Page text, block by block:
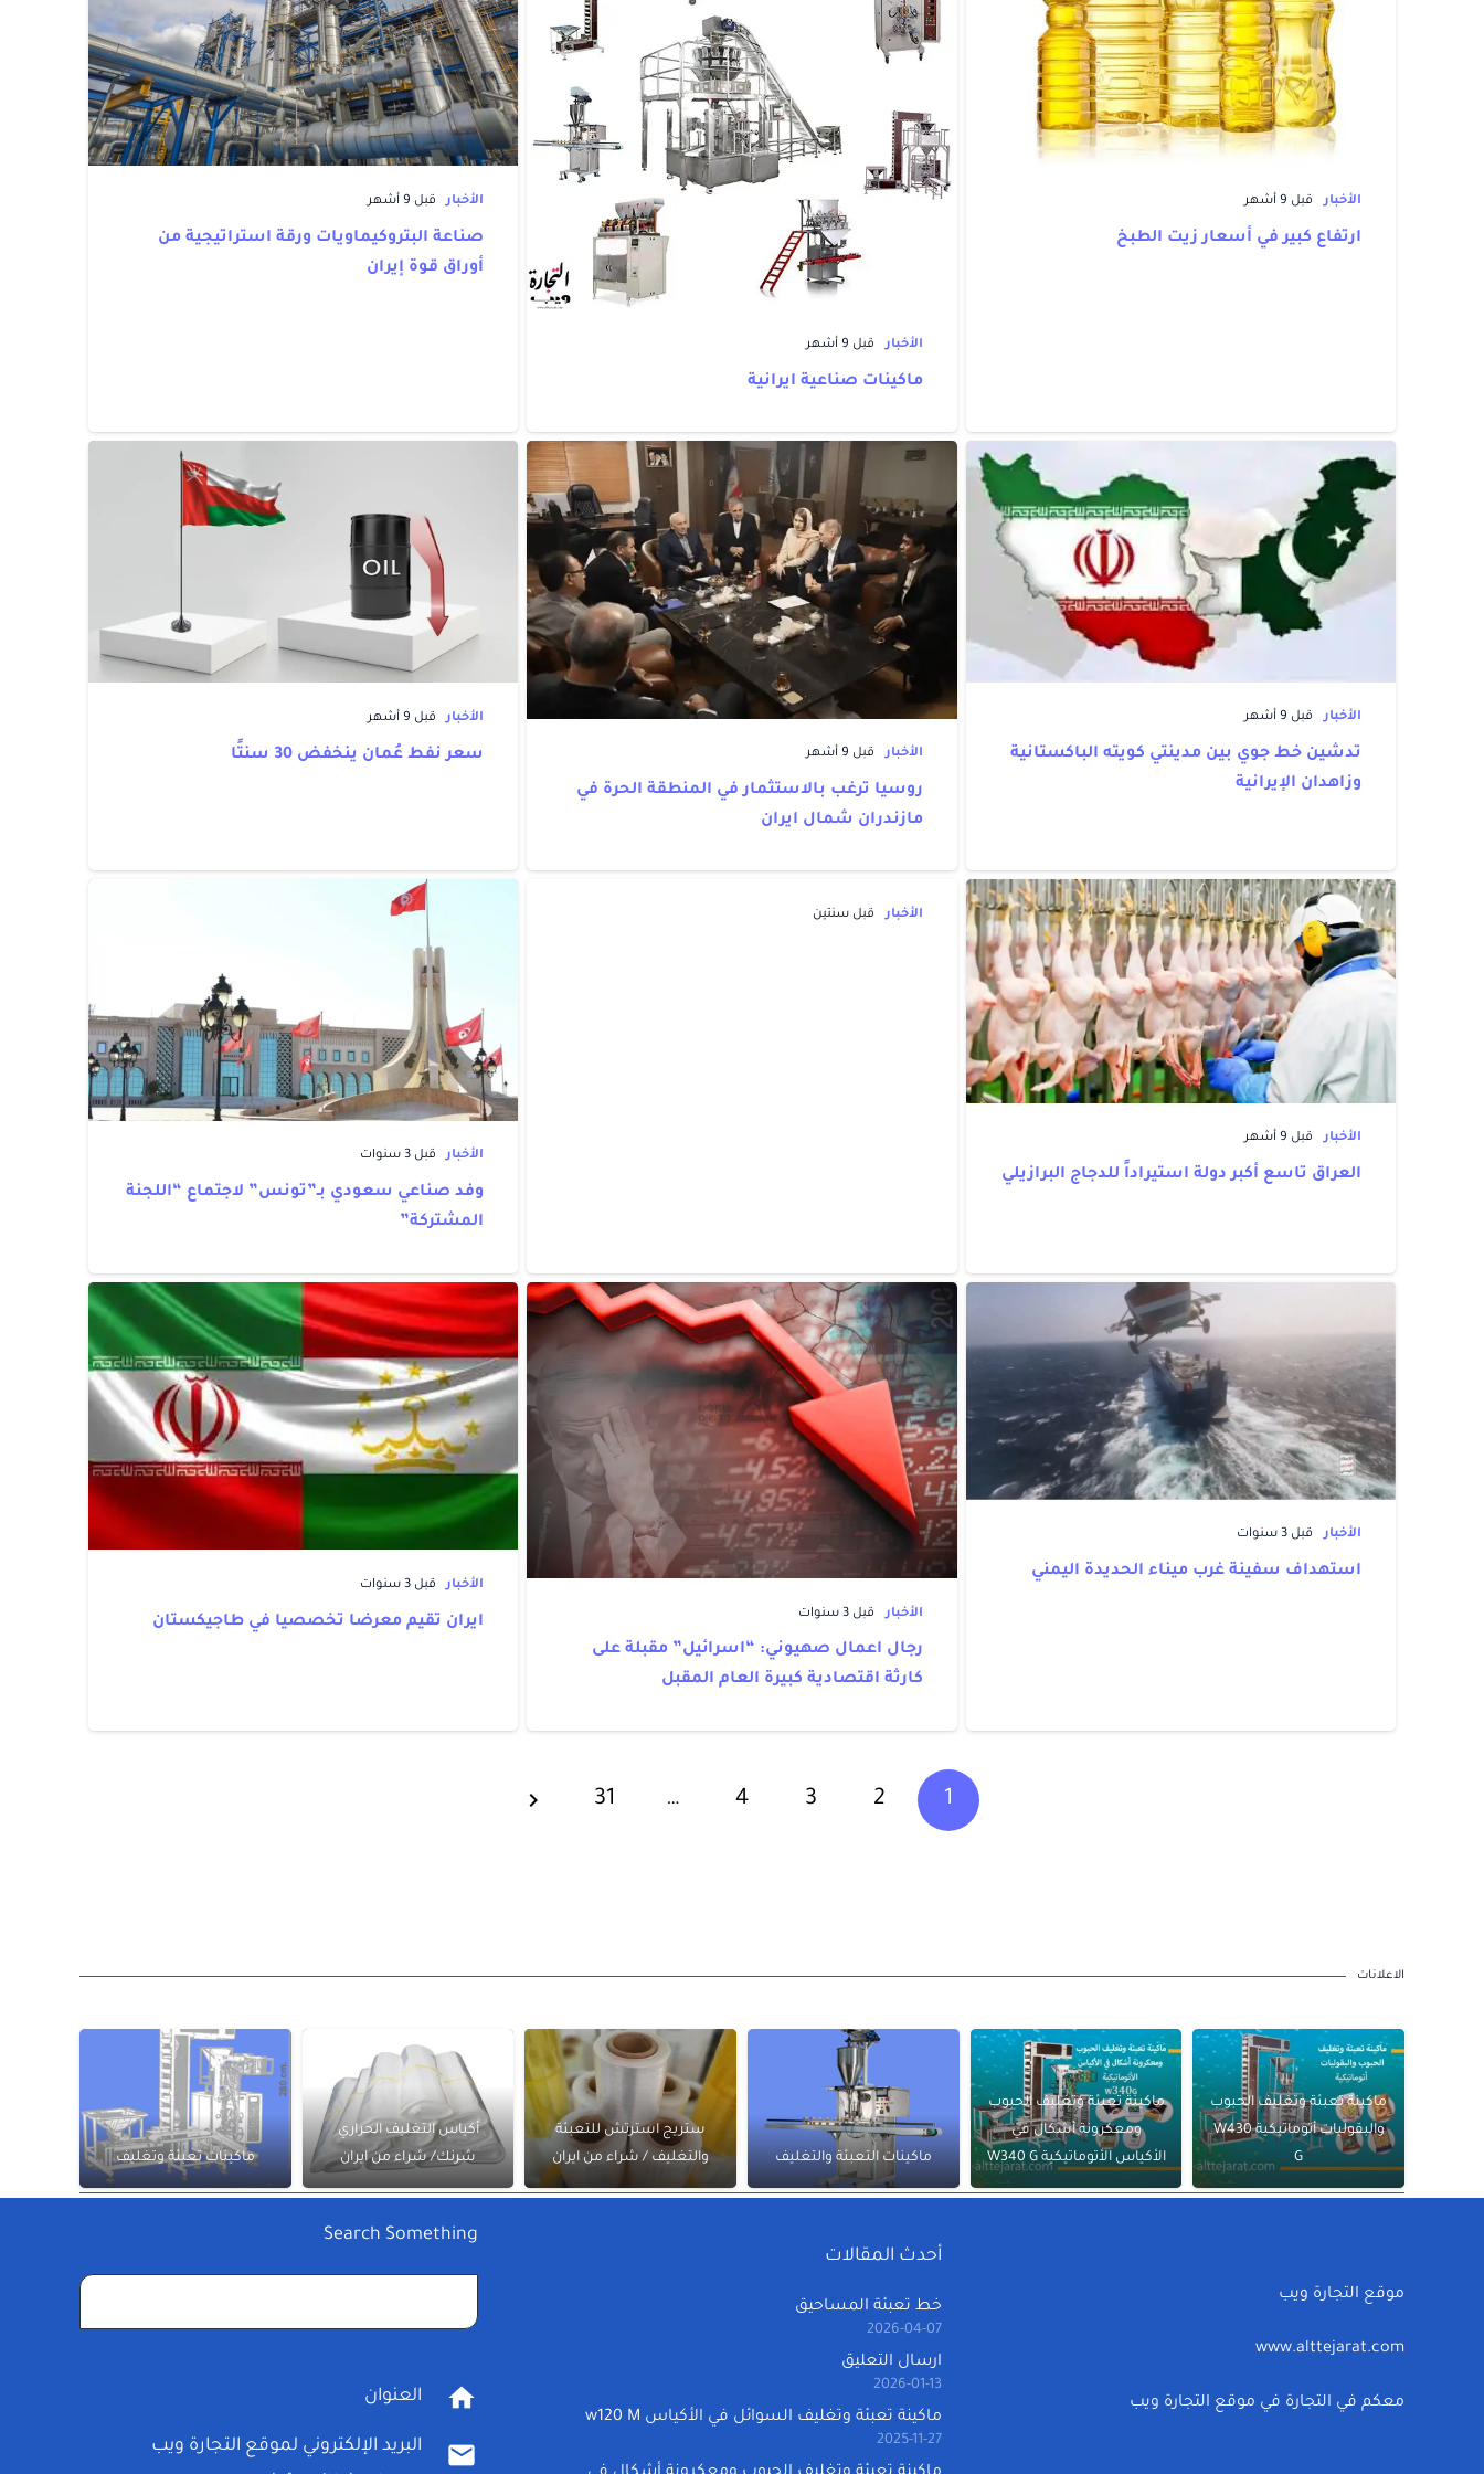
الأخبار قبل 9 أشهر
ارتفاع كبير في أسعار زيت الطبخ
الأخبار قبل 9 أشهر
ماكينات صناعية ايرانية
الأخبار قبل 9 أشهر
صناعة البتروكيماويات ورقة استراتيجية من
أوراق قوة إيران
الأخبار قبل 9 أشهر
تدشين خط جوي بين مدينتي كويته الباكستانية
وزاهدان الإيرانية
الأخبار قبل 9 أشهر
روسيا ترغب بالاستثمار في المنطقة الحرة في
مازندران شمال ايران
الأخبار قبل 9 أشهر
سعر نفط عُمان ينخفض 30 سنتًا
الأخبار قبل 9 أشهر
العراق تاسع أكبر دولة استيراداً للدجاج البرازيلي
الأخبار قبل سنتين
الأخبار قبل 3 سنوات
وفد صناعي سعودي بـ”تونس” لاجتماع “اللجنة
المشتركة”
الأخبار قبل 3 سنوات
استهداف سفينة غرب ميناء الحديدة اليمني
الأخبار قبل 3 سنوات
رجال اعمال صهيوني: “اسرائيل” مقبلة على
كارثة اقتصادية كبيرة العام المقبل
الأخبار قبل 3 سنوات
ايران تقيم معرضا تخصصيا في طاجيكستان
1
2
3
4
…
31
الاعلانات
ماكينة تعبئة وتغليف الحبوب
والبقوليات أتوماتيكية W430
G
ماكينة تعبئة وتغليف الحبوب
ومعكرونة أشكال في
الأكياس الأتوماتيكية W340 G
ماكينات التعبئة والتغليف
ستريج استرتش للتعبئة
والتغليف / شراء من ايران
أكياس التغليف الحراري
شرنك/ شراء من ايران
ماكينات تعبئة وتغليف
موقع التجارة ويب
www.alttejarat.com
معكم في التجارة في موقع التجارة ويب
أحدث المقالات
خط تعبئة المساحيق
2026-04-07
ارسال التعليق
2026-01-13
ماكينة تعبئة وتغليف السوائل في الأكياس w120 M
2025-11-27
Search Something
عن:
home العنوان
mail البريد الإلكتروني لموقع التجارة ويب